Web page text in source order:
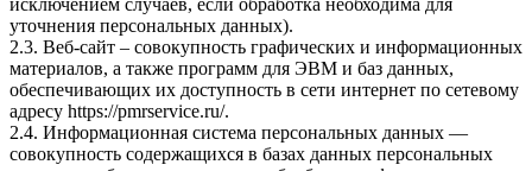
уточнения персональных данных).
2.3. Веб-сайт – совокупность графических и информационных
материалов, а также программ для ЭВМ и баз данных,
обеспечивающих их доступность в сети интернет по сетевому
адресу https://pmrservice.ru/.
2.4. Информационная система персональных данных —
совокупность содержащихся в базах данных персональных